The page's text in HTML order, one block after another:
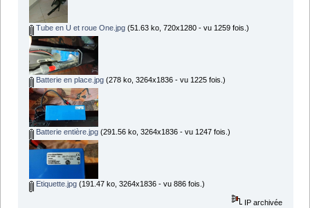
Tube en U et roue One.jpg(51.63 ko, 720x1280 - vu 1259 fois.)
Batterie en place.jpg(278 ko, 3264x1836 - vu 1225 fois.)
Batterie entière.jpg(291.56 ko, 3264x1836 - vu 1247 fois.)
Etiquette.jpg(191.47 ko, 3264x1836 - vu 886 fois.)
IP archivée